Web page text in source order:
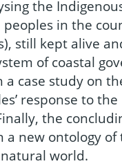
the
in the
still kept alive
of coastal
a case study on
response to
the
a new ontology
world.